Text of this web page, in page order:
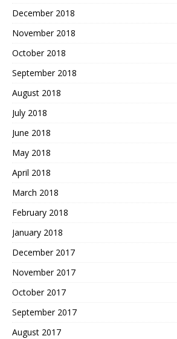
December 2018
November 2018
October 2018
September 2018
August 2018
July 2018
June 2018
May 2018
April 2018
March 2018
February 2018
January 2018
December 2017
November 2017
October 2017
September 2017
August 2017